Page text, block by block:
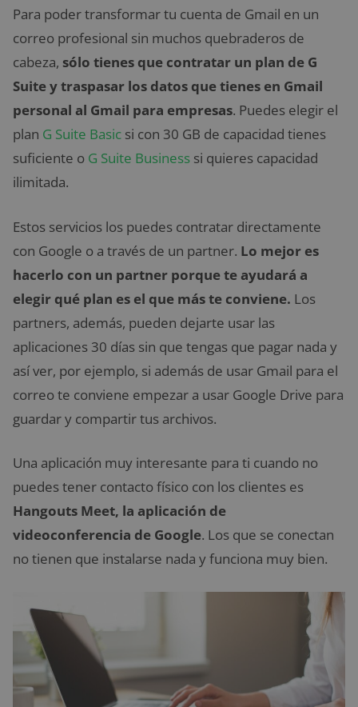
Para poder transformar tu cuenta de Gmail en un
correo profesional sin muchos quebraderos de
cabeza, sólo tienes que contratar un plan de G
Suite y traspasar los datos que tienes en Gmail
personal al Gmail para empresas. Puedes elegir el
plan G Suite Basic si con 30 GB de capacidad tienes
suficiente o G Suite Business si quieres capacidad
ilimitada.
Estos servicios los puedes contratar directamente
con Google o a través de un partner. Lo mejor es
hacerlo con un partner porque te ayudará a
elegir qué plan es el que más te conviene. Los
partners, además, pueden dejarte usar las
aplicaciones 30 días sin que tengas que pagar nada y
así ver, por ejemplo, si además de usar Gmail para el
correo te conviene empezar a usar Google Drive para
guardar y compartir tus archivos.
Una aplicación muy interesante para ti cuando no
puedes tener contacto físico con los clientes es
Hangouts Meet, la aplicación de
videoconferencia de Google. Los que se conectan
no tienen que instalarse nada y funciona muy bien.